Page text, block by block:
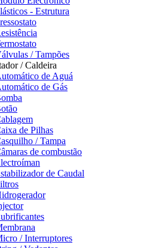
- Estrutura
/ Tampões
/ Caldeira
de Aguá
de Gás
de Pilhas
/ Tampa
de combustão
de Caudal
/ Interruptores